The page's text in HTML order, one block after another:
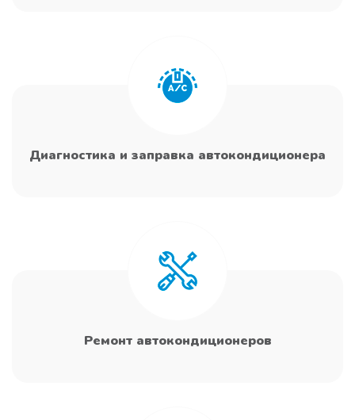
Диагностика и заправка автокондиционера
Ремонт автокондиционеров